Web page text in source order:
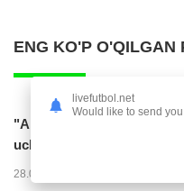
ENG KO'P O'QILGAN
"Al Hilol" O'zbekiston
uchun 70 mln. evro taklif...
28.07.2026 01:56
livefutbol.net
Would like to send